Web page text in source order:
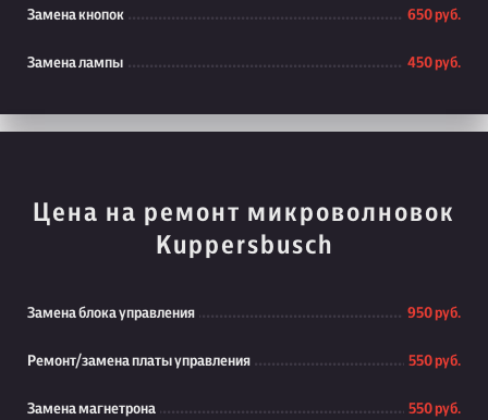
Замена кнопок 650 руб.
Замена лампы 450 руб.
Цена на ремонт микроволновок
Kuppersbusch
Замена блока управления 950 руб.
Ремонт/замена платы управления 550 руб.
Замена магнетрона 550 руб.